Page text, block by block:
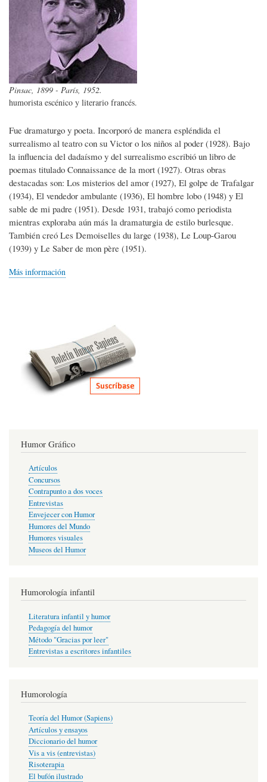
Pinsac, 1899 - París, 1952.
humorista escénico y literario francés.
Fue dramaturgo y poeta. Incorporó de manera espléndida el
surrealismo al teatro con su Victor o los niños al poder (1928). Bajo
la influencia del dadaísmo y del surrealismo escribió un libro de
poemas titulado Connaissance de la mort (1927). Otras obras
destacadas son: Los misterios del amor (1927), El golpe de Trafalgar
(1934), El vendedor ambulante (1936), El hombre lobo (1948) y El
sable de mi padre (1951). Desde 1931, trabajó como periodista
mientras exploraba aún más la dramaturgia de estilo burlesque.
También creó Les Demoiselles du large (1938), Le Loup-Garou
(1939) y Le Saber de mon père (1951).
Más información
Humor Gráfico
Artículos
Concursos
Contrapunto a dos voces
Entrevistas
Envejecer con Humor
Humores del Mundo
Humores visuales
Museos del Humor
Humorología infantil
Literatura infantil y humor
Pedagogía del humor
Método "Gracias por leer"
Entrevistas a escritores infantiles
Humorología
Teoría del Humor (Sapiens)
Artículos y ensayos
Diccionario del humor
Vis a vis (entrevistas)
Risoterapia
El bufón ilustrado